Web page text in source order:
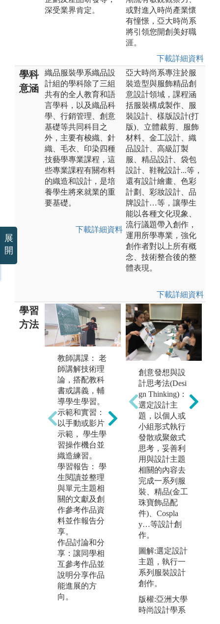
深受業界肯定。
或對進入時尚產業懷
有憧憬，亞大時尚系
將引領您開創美好職
涯。
下載詳細資料
學科
意涵
織品服裝學系織品設
計組的學科除了三組
共有的全人教育和語
言學科，以及織品科
學、行銷管理、創意
基礎等共同科目之
外，主要有梭織、針
織、毛衣、印染四種
技藝學專業課程，這
些專業課程有關布料
的織造和設計，是培
養學生將來就業的重
要基礎。
下載詳細資料
亞大時尚系專注於服
裝造型與服飾精品創
意設計領域，課程涵
括服裝構成製作、服
裝設計、樣版設計(打
版)、立體裁剪、服飾
材料、金工設計、織
品設計、高級訂製
服、精品設計、袋包
設計、鞋靴設計...等，
還有設計繪畫、色彩
計劃、彩妝設計、品
牌設計…等，讓學生
能以各種文化現象、
流行議題帶入創作，
運用所學專業，強化
創作者對以上所有概
念、技術整合後的整
體表現。
下載詳細資料
學習
方法
教師講課： 老
師講解技術理
論，搭配教科
書或講義，輔
導學生學習。
示範和實習：
以手動或影片
示範， 學生學
習操作機台並
織造練習。
學習報告： 學
生閱讀並整理
與單元主題相
關的文獻及創
作參考作品資
料並作報告分
享。
作品討論和分
享：讓同學相
互參考作品並
說明分享作品
能進展的方
向。
創意表現：不
限主題，學生
收集資料與材
料後，以自由
技法表現。
圖解:蔡禮如梭
織設計課 梭織
創作
版權:輔仁大學
織品服裝學系
創意發想與設
計思考法(Desi
gn Thinking)：
選定設計主
題，以個人或
小組形式執行
發散或聚斂式
思考，妥善利
用與設計主題
相關的內容去
完成一系列服
裝、精品(金工
珠寶飾品配
件)、Cospla
y…等設計創
作。
圖解:選定設計
主題，執行一
系列服裝設計
創作。
版權:亞洲大學
時尚設計學系
展
開